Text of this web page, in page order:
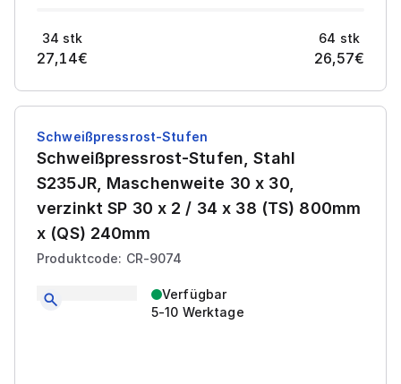
34 stk
27,14€
64 stk
26,57€
Schweißpressrost-Stufen
Schweißpressrost-Stufen, Stahl
S235JR, Maschenweite 30 x 30,
verzinkt SP 30 x 2 / 34 x 38 (TS) 800mm
x (QS) 240mm
Produktcode: CR-9074
Verfügbar
5-10 Werktage